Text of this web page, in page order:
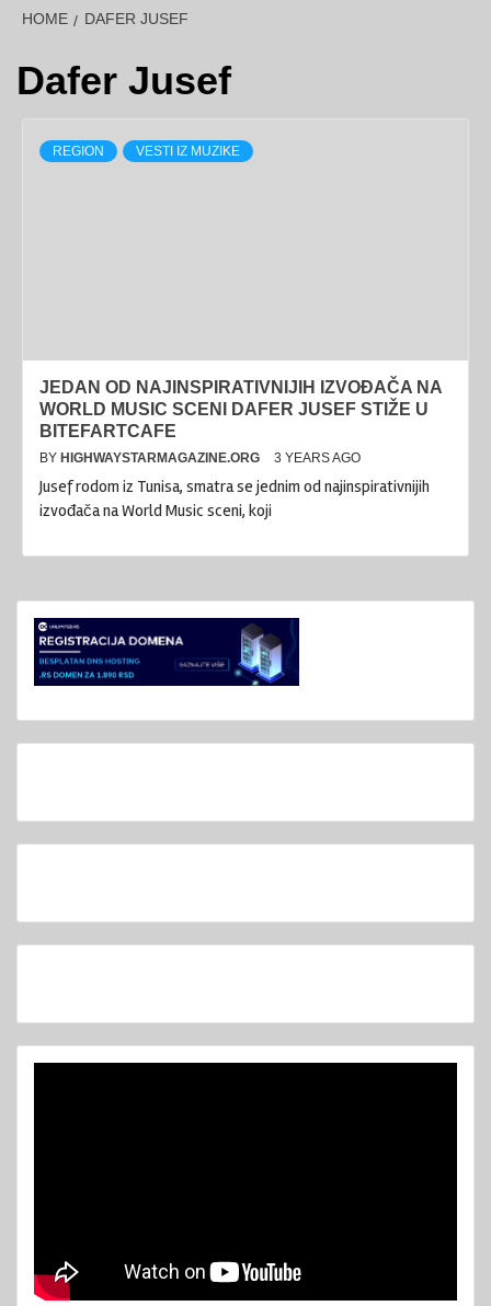
HOME DAFER JUSEF
Dafer Jusef
REGION VESTI IZ MUZIKE
JEDAN OD NAJINSPIRATIVNIJIH IZVOĐAČA NA
WORLD MUSIC SCENI DAFER JUSEF STIŽE U
BITEFARTCAFE
BY HIGHWAYSTARMAGAZINE.ORG 3 YEARS AGO
Jusef rodom iz Tunisa, smatra se jednim od najinspirativnijih
izvođača na World Music sceni, koji